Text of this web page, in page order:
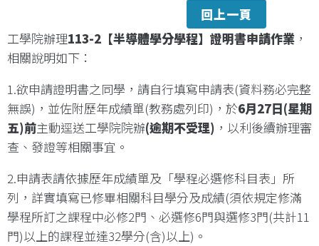
回上一頁
工學院辦理113-2 【半導體學分學程】證明書申請作業 ，
相關說明如下：
1.欲申請證明書之同學，請自行填寫申請表(資料務必完整
無誤)，並佐附歷年成績單(教務處列印)，於6月27日(星期
五)前主動逕送工學院院辦(逾期不受理) ，以利後續辦理審
查、發證等相關事宜。
2.申請表請依據歷年成績單及「學程必選修科目表」所
列，詳實填寫已修畢相關科目學分及成績(須依規定修滿
學程所訂之課程中必修2門、必選修6門與選修3門(共計11
門)以上的課程並達32學分(含)以上)。